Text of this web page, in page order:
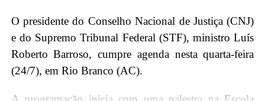
O presidente do Conselho Nacional de Justiça (CNJ)
e do Supremo Tribunal Federal (STF), ministro Luís
Roberto Barroso, cumpre agenda nesta quarta-feira
(24/7), em Rio Branco (AC).